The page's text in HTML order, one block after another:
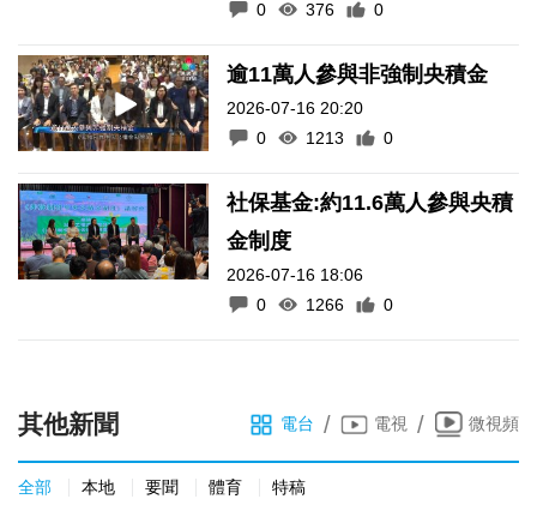
0
376 0
逾11萬人參與非強制央積金
2026-07-16 20:20
0
1213 0
社保基金:約11.6萬人參與央積
金制度
2026-07-16 18:06
0
1266 0
其他新聞 電台 / 電視 / 微視頻
全部 本地 要聞 體育 特稿